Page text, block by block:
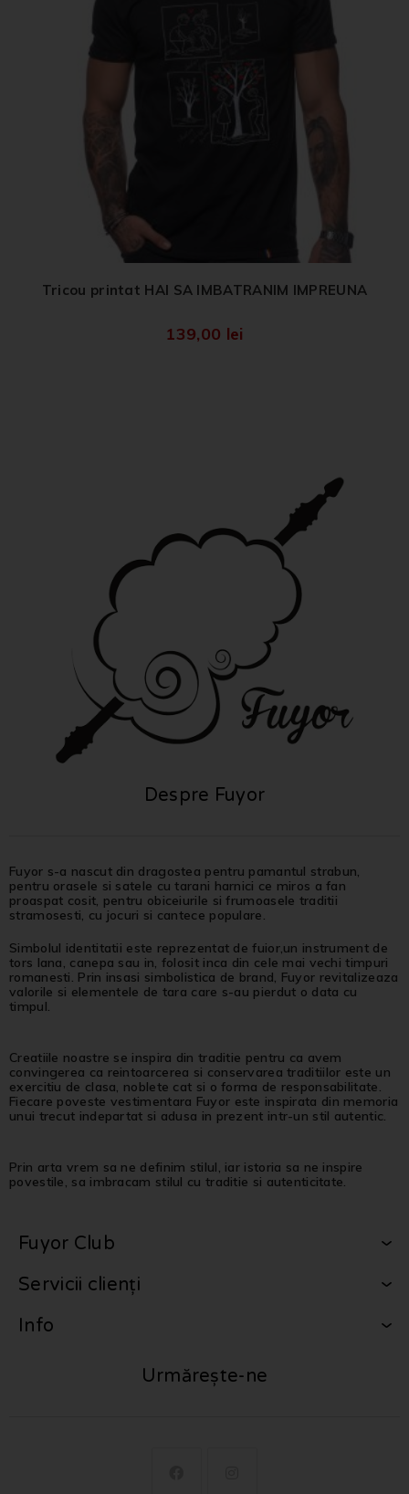
Tricou printat HAI SA IMBATRANIM IMPREUNA
139,00 lei
Despre Fuyor
Fuyor s-a nascut din dragostea pentru pamantul strabun,
pentru orasele si satele cu tarani harnici ce miros a fan
proaspat cosit, pentru obiceiurile si frumoasele traditii
stramosesti, cu jocuri si cantece populare.
Simbolul identitatii este reprezentat de fuior,un instrument de
tors lana, canepa sau in, folosit inca din cele mai vechi timpuri
romanesti. Prin insasi simbolistica de brand, Fuyor revitalizeaza
valorile si elementele de tara care s-au pierdut o data cu
timpul.
Creatiile noastre se inspira din traditie pentru ca avem
convingerea ca reintoarcerea si conservarea traditiilor este un
exercitiu de clasa, noblete cat si o forma de responsabilitate.
Fiecare poveste vestimentara Fuyor este inspirata din memoria
unui trecut indepartat si adusa in prezent intr-un stil autentic.
Prin arta vrem sa ne definim stilul, iar istoria sa ne inspire
povestile, sa imbracam stilul cu traditie si autenticitate.
Fuyor Club
Servicii clienți
Info
Urmărește-ne